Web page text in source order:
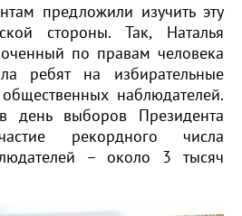
предложили изучить эту
стороны. Так, Наталья
по правам человека
ребят на избирательные
наблюдателей.
день выборов Президента
рекордного числа
– около 3 тысяч